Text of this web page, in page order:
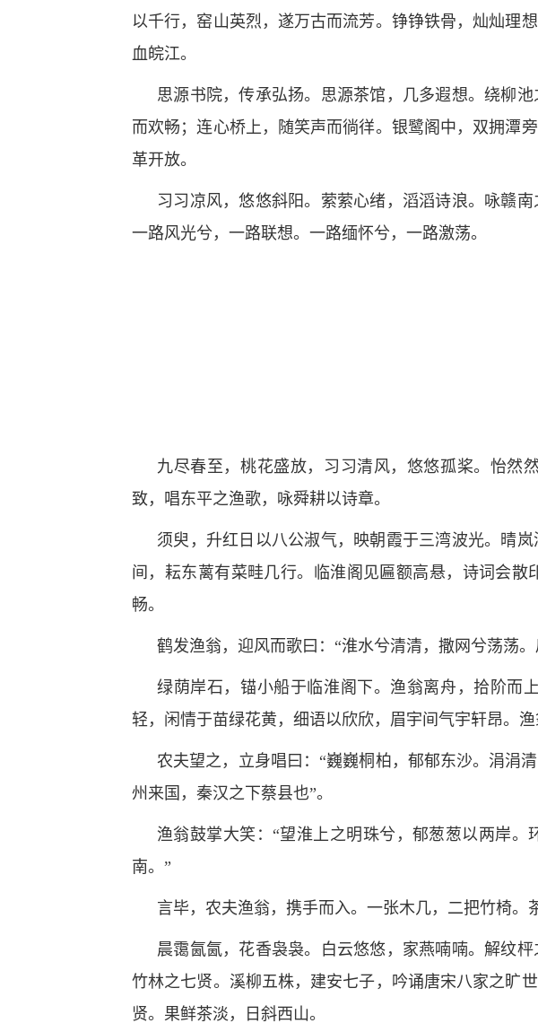
以千行，窑山英烈，遂万古而流芳。铮铮铁骨，灿灿理
血皖江。
思源书院，传承弘扬。思源茶馆，几多遐想。绕柳
而欢畅；连心桥上，随笑声而徜徉。银鹭阁中，双拥潭
革开放。
习习凉风，悠悠斜阳。萦萦心绪，滔滔诗浪。咏赣
一路风光兮，一路联想。一路缅怀兮，一路激荡。
九尽春至，桃花盛放，习习清风，悠悠孤桨。怡然
致，唱东平之渔歌，咏舜耕以诗章。
须臾，升红日以八公淑气，映朝霞于三湾波光。晴
间，耘东蓠有菜畦几行。临淮阁见匾额高悬，诗词会
畅。
鹤发渔翁，迎风而歌曰：“淮水兮清清，撒网兮荡荡
绿荫岸石，锚小船于临淮阁下。渔翁离舟，拾阶而
轻，闲情于苗绿花黄，细语以欣欣，眉宇间气宇轩昂。
农夫望之，立身唱曰：“巍巍桐柏，郁郁东沙。涓涓
州来国，秦汉之下蔡县也”。
渔翁鼓掌大笑：“望淮上之明珠兮，郁葱葱以两岸
南。”
言毕，农夫渔翁，携手而入。一张木几，二把竹椅。
晨霭氤氤，花香袅袅。白云悠悠，家燕喃喃。解纹
竹林之七贤。溪柳五株，建安七子，吟诵唐宋八家之旷
贤。果鲜茶淡，日斜西山。